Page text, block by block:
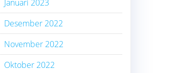
Januari 2023
Desember 2022
November 2022
Oktober 2022